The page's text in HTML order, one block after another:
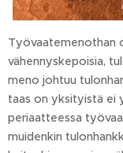
Työvaatemenothan
vähennyskepoisia,
meno johtuu
taas on yksityistä ei
periaatteessa
muidenkin